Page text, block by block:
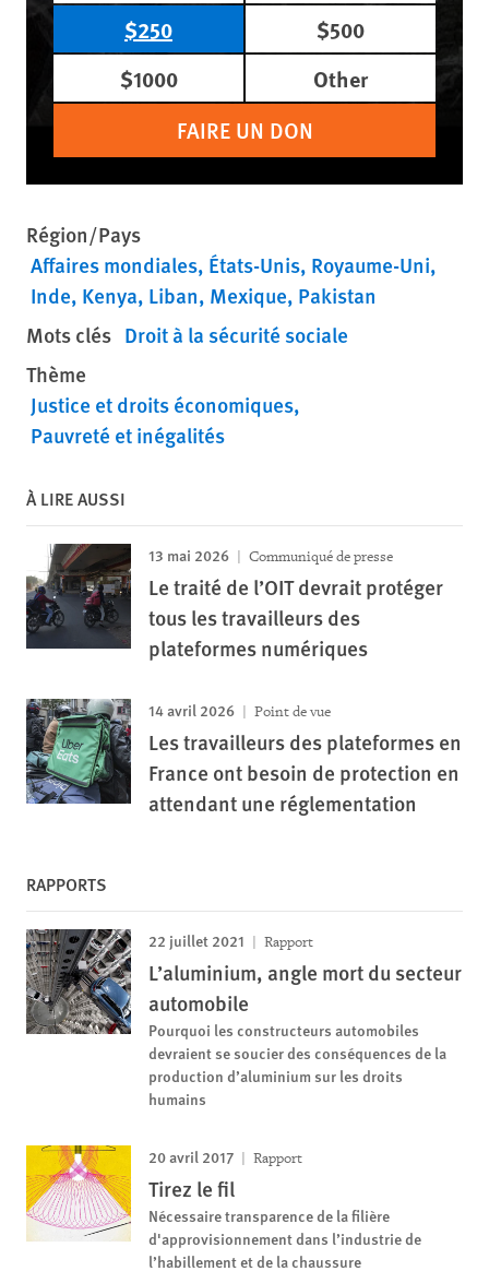
$250
$500
$1000
Other
FAIRE UN DON
Région/Pays
Affaires mondiales États-Unis Royaume-Uni
Inde Kenya Liban Mexique Pakistan
Mots clés Droit à la sécurité sociale
Thème
Justice et droits économiques
Pauvreté et inégalités
À LIRE AUSSI
13 mai 2026 Communiqué de presse
Le traité de l’OIT devrait protéger
tous les travailleurs des
plateformes numériques
14 avril 2026 Point de vue
Les travailleurs des plateformes en
France ont besoin de protection en
attendant une réglementation
RAPPORTS
22 juillet 2021 Rapport
L’aluminium, angle mort du secteur
automobile
Pourquoi les constructeurs automobiles
devraient se soucier des conséquences de la
production d’aluminium sur les droits
humains
20 avril 2017 Rapport
Tirez le fil
Nécessaire transparence de la filière
d'approvisionnement dans l’industrie de
l’habillement et de la chaussure